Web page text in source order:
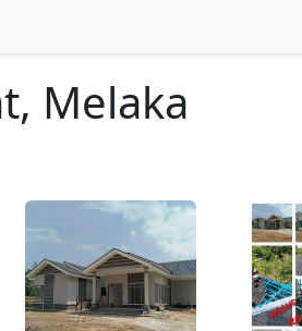
Melaka